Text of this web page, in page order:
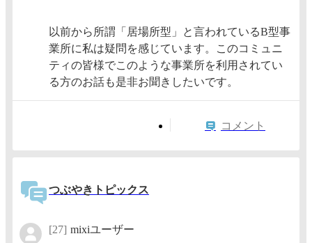
以前から所謂「居場所型」と言われているB型事
業所に私は疑問を感じています。このコミュニ
ティの皆様でこのような事業所を利用されてい
る方のお話も是非お聞きしたいです。
コメント
つぶやきトピックス
[27] mixiユーザー